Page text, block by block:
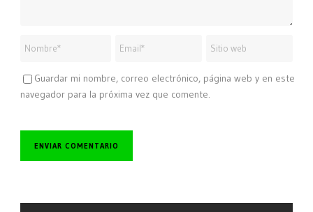
Guardar mi nombre, correo electrónico, página web y en este
navegador para la próxima vez que comente.